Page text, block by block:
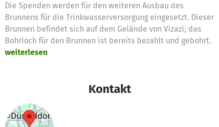
Die Spenden werden für den weiteren Ausbau des
Brunnens für die Trinkwasserversorgung eingesetzt. Dieser
Brunnen befindet sich auf dem Gelände von Vizazi; das
Bohrloch für den Brunnen ist bereits bezahlt und gebohrt.
weiterlesen
Kontakt